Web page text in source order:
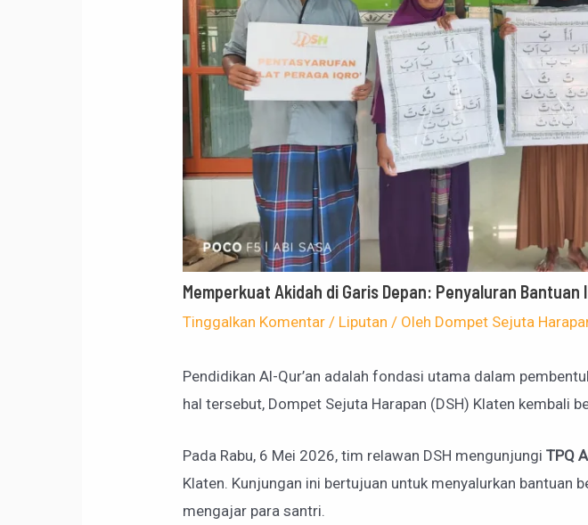
Memperkuat Akidah di Garis Depan: Penyaluran Bantuan
Tinggalkan Komentar / Liputan / Oleh Dompet Sejuta
Pendidikan Al-Qur’an adalah fondasi utama dalam
hal tersebut, Dompet Sejuta Harapan (DSH) Klaten kembali
Pada Rabu, 6 Mei 2026, tim relawan DSH mengunjungiTPQ
Klaten. Kunjungan ini bertujuan untuk menyalurkan bantuan
mengajar para santri.